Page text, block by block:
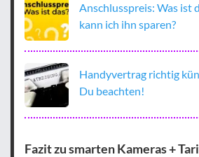
Anschlusspreis: Was ist
kann ich ihn sparen?
Handyvertrag richtig
Du beachten!
Fazit zu smarten Kameras +